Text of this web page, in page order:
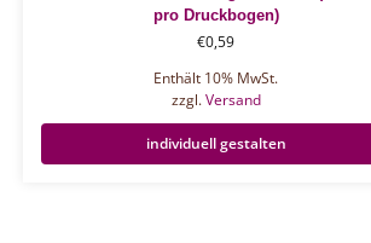
pro Druckbogen)
€0,59
Enthält 10% MwSt.
zzgl.Versand
individuell gestalten